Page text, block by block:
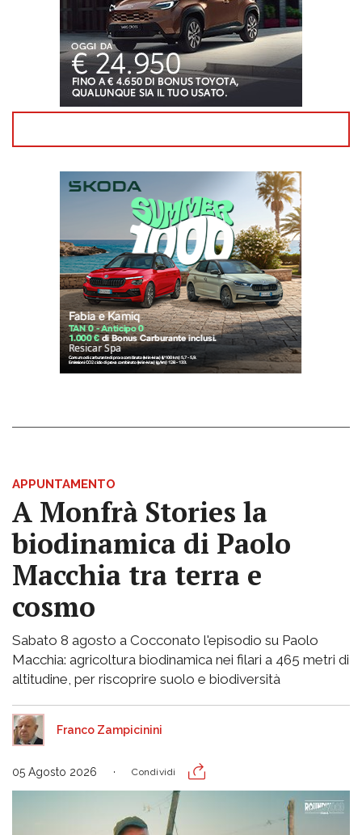
APPUNTAMENTO
A Monfrà Stories la
biodinamica di Paolo
Macchia tra terra e
cosmo
Sabato 8 agosto a Cocconato l'episodio su Paolo
Macchia: agricoltura biodinamica nei filari a 465 metri di
altitudine, per riscoprire suolo e biodiversità
Franco Zampicinini
05 Agosto 2026 Condividi